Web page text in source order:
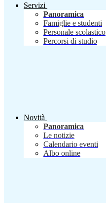
Servizi
Panoramica
Famiglie e studenti
Personale scolastico
Percorsi di studio
Novità
Panoramica
Le notizie
Calendario eventi
Albo online